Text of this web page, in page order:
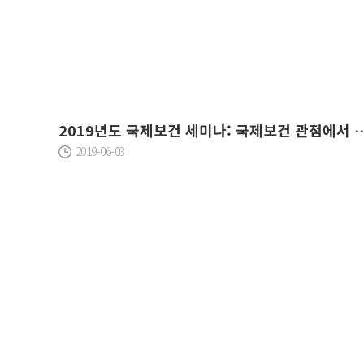
2019년도 국제보건 세미나: 국
2019-06-03